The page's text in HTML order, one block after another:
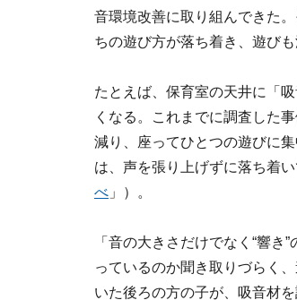
音環境改善に取り組んできた
ちの遊び方が落ち着き、遊び
たとえば、保育室の天井に「
くなる。これまでに調査した
減り、座ってひとつの遊びに
は、声を張り上げずに落ち着
べ 」）。
「音の大きさだけでなく“響
っているのか聞き取りづらく
いた後ろの方の子が、吸音材